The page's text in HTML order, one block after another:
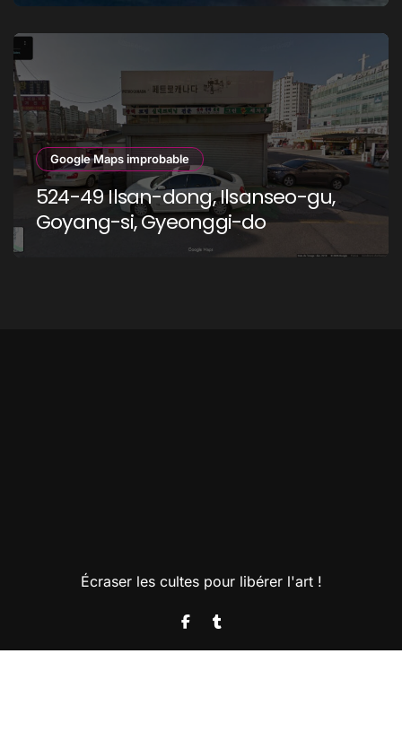
Google Maps improbable
524-49 Ilsan-dong, Ilsanseo-gu,
Goyang-si, Gyeonggi-do
Écraser les cultes pour libérer l'art !